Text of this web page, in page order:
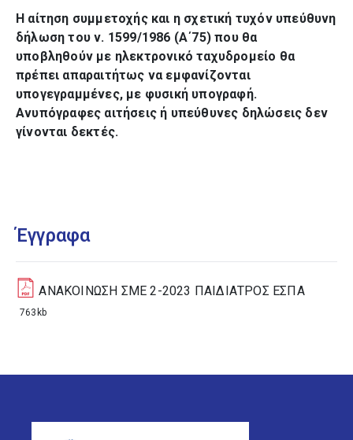
Η αίτηση συμμετοχής και η σχετική τυχόν υπεύθυνη
δήλωση του ν. 1599/1986 (Α΄75) που θα
υποβληθούν με ηλεκτρονικό ταχυδρομείο θα
πρέπει απαραιτήτως να εμφανίζονται
υπογεγραμμένες, με φυσική υπογραφή.
Ανυπόγραφες αιτήσεις ή υπεύθυνες δηλώσεις δεν
γίνονται δεκτές.
Έγγραφα
ΑΝΑΚΟΙΝΩΣΗ ΣΜΕ 2-2023 ΠΑΙΔΙΑΤΡΟΣ ΕΣΠΑ
763kb